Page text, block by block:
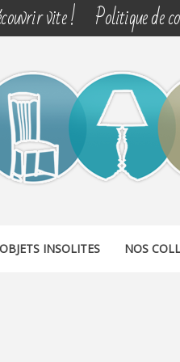
vite ! Politique de
OBJETS INSOLITES NOS